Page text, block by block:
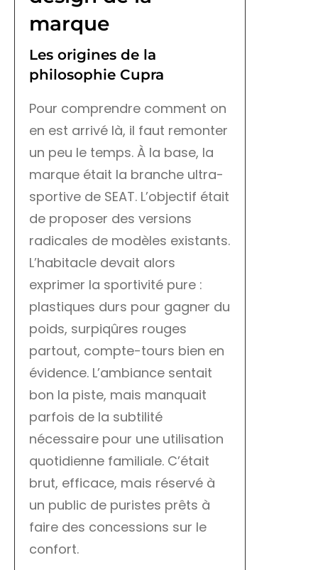
marque
Les origines de la
philosophie Cupra
Pour comprendre comment on
en est arrivé là, il faut remonter
un peu le temps. À la base, la
marque était la branche ultra-
sportive de SEAT. L’objectif était
de proposer des versions
radicales de modèles existants.
L’habitacle devait alors
exprimer la sportivité pure :
plastiques durs pour gagner du
poids, surpiqûres rouges
partout, compte-tours bien en
évidence. L’ambiance sentait
bon la piste, mais manquait
parfois de la subtilité
nécessaire pour une utilisation
quotidienne familiale. C’était
brut, efficace, mais réservé à
un public de puristes prêts à
faire des concessions sur le
confort.